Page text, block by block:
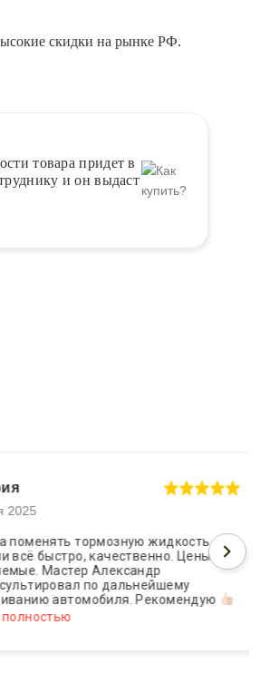
скидки на рынке РФ.
товара придет в
и он выдаст
тормозную жидкость.
качественно. Цены
Мастер Александр
по дальнейшему
автомобиля. Рекомендую